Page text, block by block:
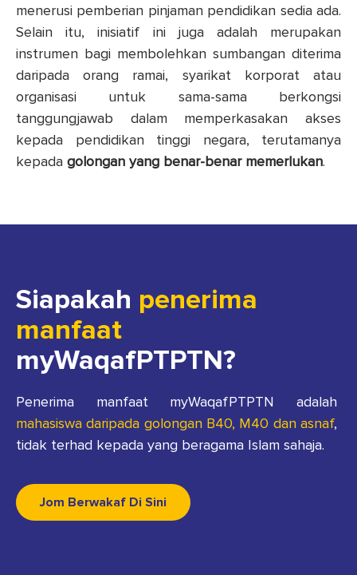
menerusi pemberian pinjaman pendidikan sedia ada.
Selain itu, inisiatif ini juga adalah merupakan
instrumen bagi membolehkan sumbangan diterima
daripada orang ramai, syarikat korporat atau
organisasi untuk sama-sama berkongsi
tanggungjawab dalam memperkasakan akses
kepada pendidikan tinggi negara, terutamanya
kepada golongan yang benar-benar memerlukan.
Siapakah penerima
manfaat
myWaqafPTPTN?
Penerima manfaat myWaqafPTPTN adalah
mahasiswa daripada golongan B40, M40 dan asnaf,
tidak terhad kepada yang beragama Islam sahaja.
Jom Berwakaf Di Sini